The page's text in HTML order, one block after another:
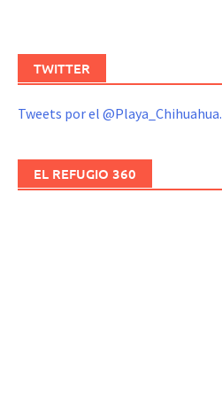
TWITTER
Tweets por el @Playa_Chihuahua.
EL REFUGIO 360